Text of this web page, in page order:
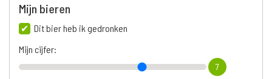
Mijn bieren
Dit bier heb ik gedronken
Mijn cijfer:
7